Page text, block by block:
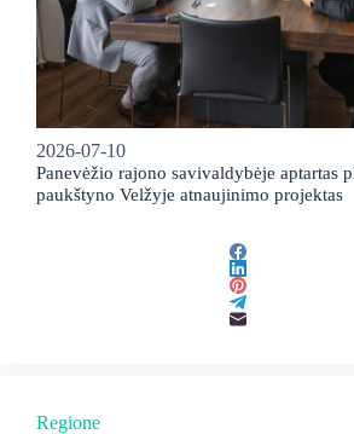
2026-07-10
Panevėžio rajono savivaldybėje aptartas
paukštyno Velžyje atnaujinimo projektas
Regione